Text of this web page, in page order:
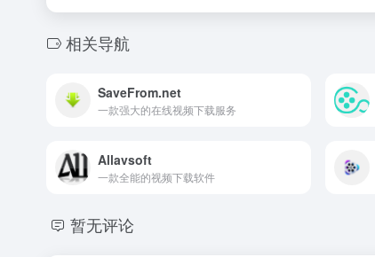
相关导航
SaveFrom.net
一款强大的在线视频下载服务
Allavsoft
一款全能的视频下载软件
暂无评论